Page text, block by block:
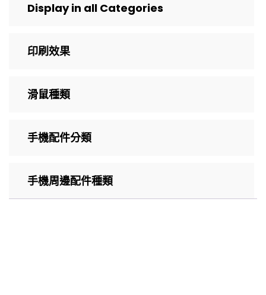
Display in all Categories
印刷效果
滑鼠種類
手機配件分類
手機周邊配件種類